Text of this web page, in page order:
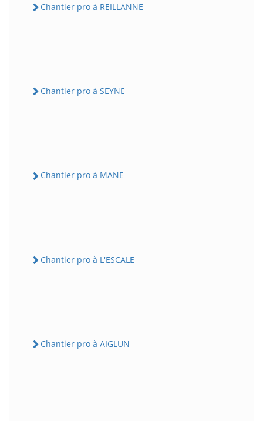
Chantier pro à REILLANNE
Chantier pro à SEYNE
Chantier pro à MANE
Chantier pro à L'ESCALE
Chantier pro à AIGLUN